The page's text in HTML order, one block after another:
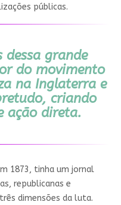
públicas.
dessa grande
do movimento
na Inglaterra e
criando
ação direta.
1873, tinha um jornal
republicanas e
dimensões da luta.